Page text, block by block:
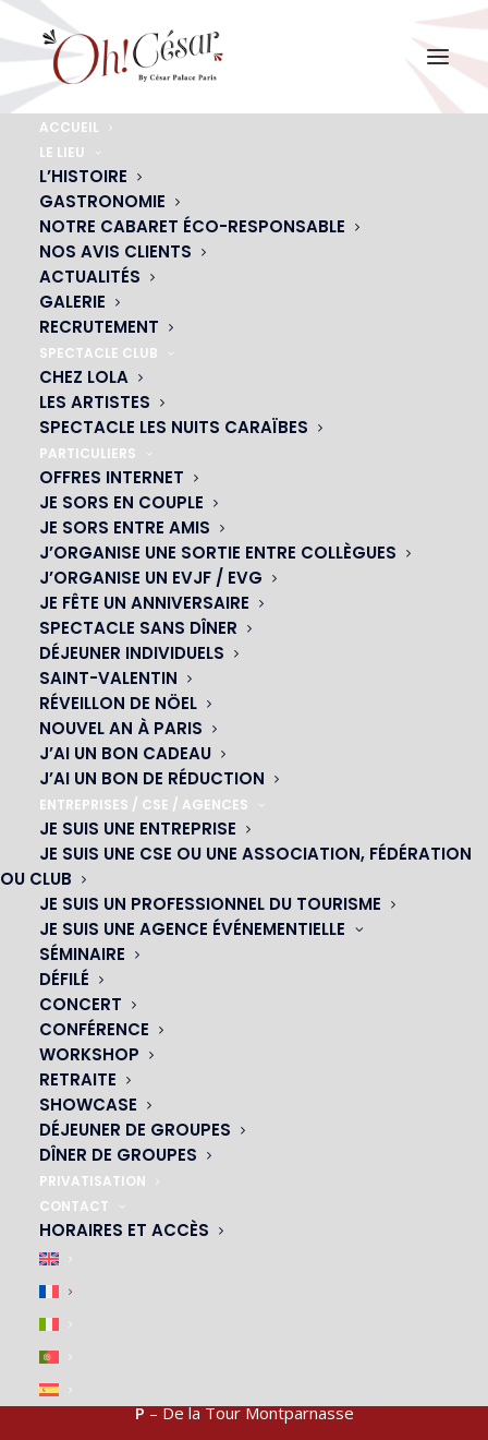
ACCUEIL
LE LIEU
L’HISTOIRE
GASTRONOMIE
NOTRE CABARET ÉCO-RESPONSABLE
NOS AVIS CLIENTS
ACTUALITÉS
GALERIE
RECRUTEMENT
SPECTACLE CLUB
CHEZ LOLA
LES ARTISTES
SPECTACLE LES NUITS CARAÏBES
PARTICULIERS
OFFRES INTERNET
JE SORS EN COUPLE
JE SORS ENTRE AMIS
J’ORGANISE UNE SORTIE ENTRE COLLÈGUES
J’ORGANISE UN EVJF / EVG
JE FÊTE UN ANNIVERSAIRE
SPECTACLE SANS DÎNER
DÉJEUNER INDIVIDUELS
SAINT-VALENTIN
RÉVEILLON DE NÖEL
NOUVEL AN À PARIS
J’AI UN BON CADEAU
J’AI UN BON DE RÉDUCTION
ENTREPRISES / CSE / AGENCES
JE SUIS UNE ENTREPRISE
JE SUIS UNE CSE OU UNE ASSOCIATION, FÉDÉRATION
OU CLUB
JE SUIS UN PROFESSIONNEL DU TOURISME
JE SUIS UNE AGENCE ÉVÉNEMENTIELLE
SÉMINAIRE
DÉFILÉ
CONCERT
CONFÉRENCE
WORKSHOP
RETRAITE
SHOWCASE
DÉJEUNER DE GROUPES
DÎNER DE GROUPES
PRIVATISATION
CONTACT
HORAIRES ET ACCÈS
Accueil Restaurant-spectacle-club Oh ! César Paris
OH! CÉSAR
|
01 45 44 46 20
M4, M6, M12, M13
P– De la Tour Montparnasse